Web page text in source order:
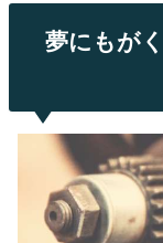
夢にもが